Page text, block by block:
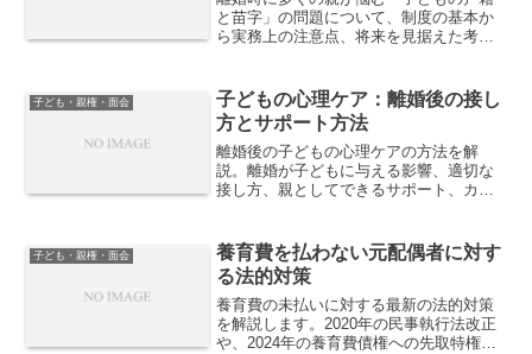
と苗字」の問題について、制度の基本か
ら実務上の注意点、将来を見据えた考え
子ども・親権・面会
子どもの心理ケア：離婚後の接し
方とサポート方法
離婚後の子どもの心理ケアの方法を解
説。離婚が子どもに与える影響、適切な
接し方、親としてできるサポート、カウ
子ども・親権・面会
養育費を払わない元配偶者に対す
る法的対策
養育費の未払いに対する最新の法的対策
を解説します。2020年の民事執行法改正
や、2024年の養育費債権への先取特権付